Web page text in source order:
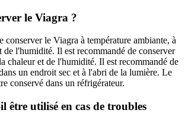
le Viagra ?
conserver le Viagra à température ambiante, à
de l'humidité. Il est recommandé de conserver
chaleur et de l'humidité. Il est recommandé de
un endroit sec et à l'abri de la lumière. Le
conservé dans un réfrigérateur.
être utilisé en cas de troubles